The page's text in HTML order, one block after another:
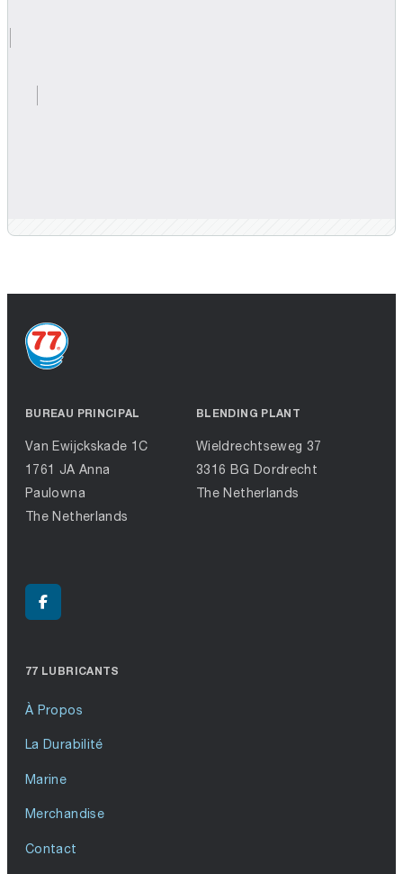
BUREAU PRINCIPAL
Van Ewijckskade 1C
1761 JA Anna
Paulowna
The Netherlands
BLENDING PLANT
Wieldrechtseweg 37
3316 BG Dordrecht
The Netherlands
77 LUBRICANTS
À Propos
La Durabilité
Marine
Merchandise
Contact